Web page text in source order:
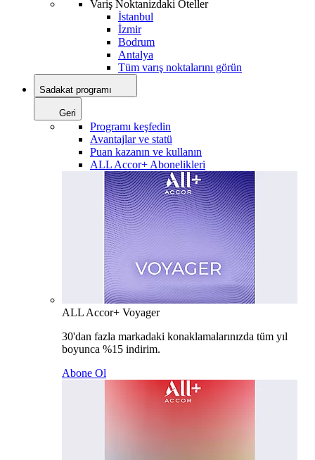
Variş Noktanizdaki Oteller
İstanbul
İzmir
Bodrum
Antalya
Tüm varış noktalarını görün
Sadakat programı
Geri
Programı keşfedin
Avantajlar ve statü
Puan kazanın ve kullanın
ALL Accor+ Abonelikleri
ALL Accor+ Voyager
30'dan fazla markadaki konaklamalarınızda tüm yıl
boyunca %15 indirim.
Abone Ol